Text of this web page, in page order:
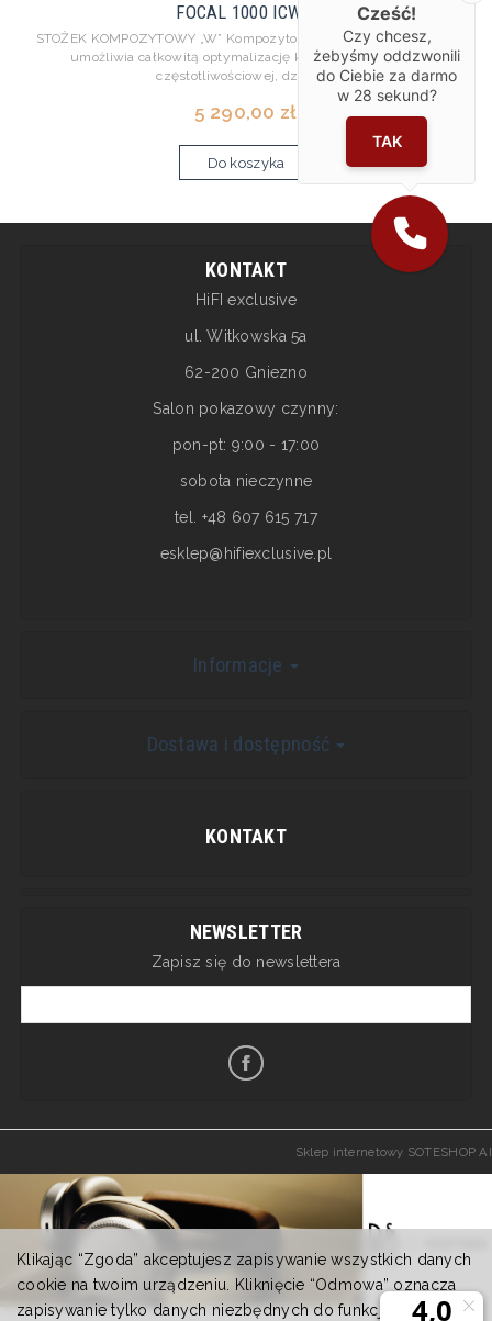
FOCAL 1000 ICW 6
STOŻEK KOMPOZYTOWY „W” Kompozytowy stożek warstwowy „W”
umożliwia całkowitą optymalizację krzywej odpowiedzi
częstotliwościowej, dzięki ...
5 290,00 zł
Do koszyka
KONTAKT
HiFI exclusive
ul. Witkowska 5a
62-200 Gniezno
Salon pokazowy czynny:
pon-pt: 9:00 - 17:00
sobota nieczynne
tel. +48 607 615 717
esklep@hifiexclusive.pl
Informacje
Dostawa i dostępność
KONTAKT
NEWSLETTER
Zapisz się do newslettera
Sklep internetowy SOTESHOP AI
Klikając “Zgoda” akceptujesz zapisywanie wszystkich danych
cookie na twoim urządzeniu. Kliknięcie “Odmowa” oznacza
zapisywanie tylko danych niezbędnych do funkcjonowania
Cześć!
Czy chcesz,
żebyśmy oddzwonili
do Ciebie za darmo
w 28 sekund?
TAK